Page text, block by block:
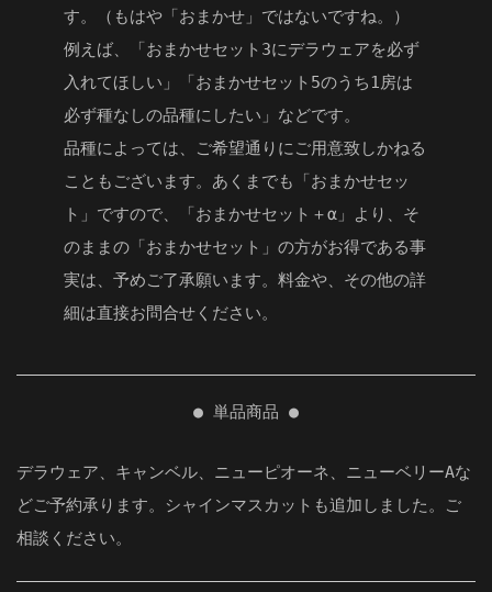
す。（もはや「おまかせ」ではないですね。）
例えば、「おまかせセット3にデラウェアを必ず
入れてほしい」「おまかせセット5のうち1房は
必ず種なしの品種にしたい」などです。
品種によっては、ご希望通りにご用意致しかねる
こともございます。あくまでも「おまかせセッ
ト」ですので、「おまかせセット＋α」より、そ
のままの「おまかせセット」の方がお得である事
実は、予めご了承願います。料金や、その他の詳
細は直接お問合せください。
● 単品商品 ●
デラウェア、キャンベル、ニューピオーネ、ニューベリーAな
どご予約承ります。シャインマスカットも追加しました。ご
相談ください。